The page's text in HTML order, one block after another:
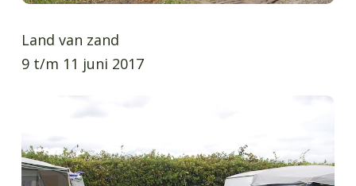
Land van zand
9 t/m 11 juni 2017